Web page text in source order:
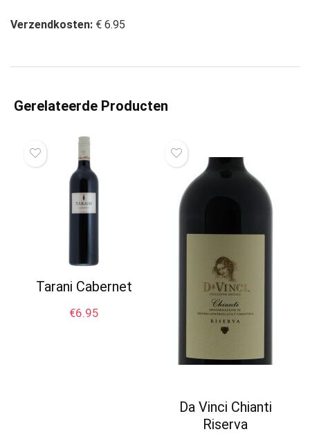
Verzendkosten: € 6.95
Gerelateerde Producten
Tarani Cabernet
€6.95
Da Vinci Chianti
Riserva